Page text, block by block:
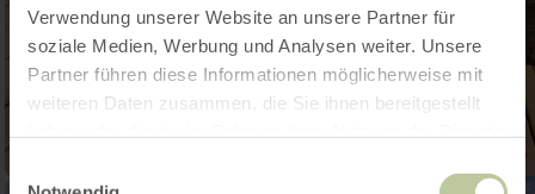
Verwendung unserer Website an unsere Partner für
soziale Medien, Werbung und Analysen weiter. Unsere
Partner führen diese Informationen möglicherweise mit
weiteren Daten zusammen, die Sie ihnen bereitgestellt